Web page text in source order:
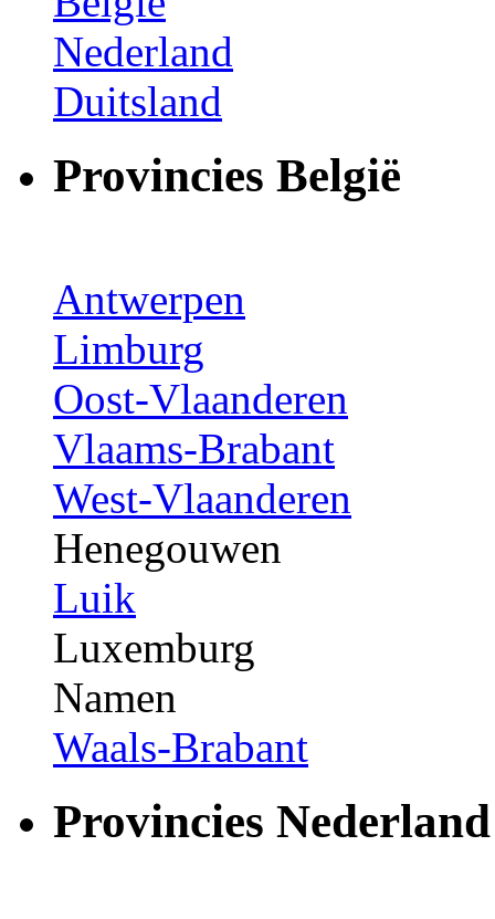
Nederland
Duitsland
Provincies België
Antwerpen
Limburg
Oost-Vlaanderen
Vlaams-Brabant
West-Vlaanderen
Henegouwen
Luik
Luxemburg
Namen
Waals-Brabant
Provincies Nederland